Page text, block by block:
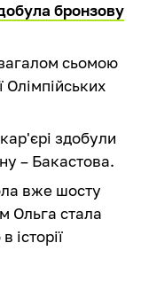
бронзову
сьомою
Олімпійських
здобули
– Бакастова.
вже шосту
Ольга стала
історії